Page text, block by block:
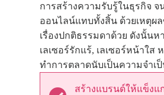
การสร้างความรับรู้ในธุรกิจ
ออนไลน์แทบทั้งสิ้น ด้วยเหตุผ
เรื่องปกติธรรมดาด้วย ดังนั้น
เลเซอร์รักแร้, เลเซอร์หน้าใส
ทำการตลาดนับเป็นความจำเ
สร้างแบรนด์ให้แข็งแ